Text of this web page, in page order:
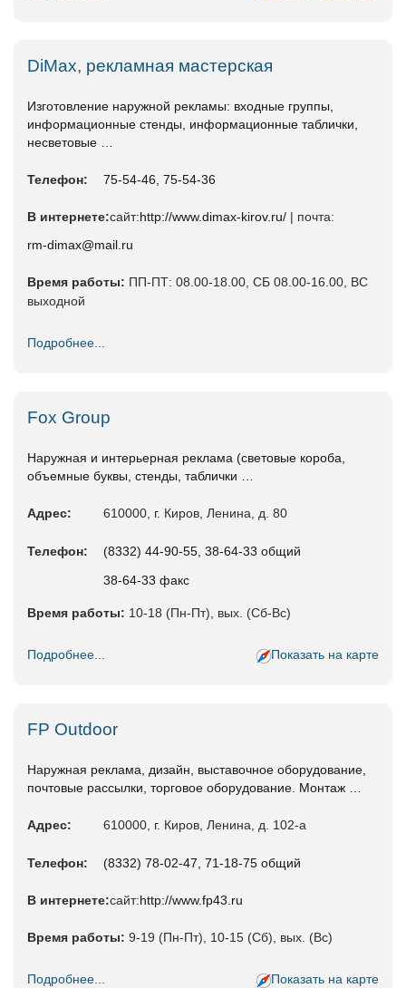
DiMax, рекламная мастерская
Изготовление наружной рекламы: входные группы,
информационные стенды, информационные таблички,
несветовые …
Телефон: 75-54-46, 75-54-36
В интернете:сайт:http://www.dimax-kirov.ru/ | почта:
rm-dimax@mail.ru
Время работы: ПП-ПТ: 08.00-18.00, СБ 08.00-16.00, ВС
выходной
Подробнее...
Fox Group
Наружная и интерьерная реклама (световые короба,
объемные буквы, стенды, таблички …
Адрес: 610000, г. Киров, Ленина, д. 80
Телефон:
(8332) 44-90-55, 38-64-33 общий
38-64-33 факс
Время работы: 10-18 (Пн-Пт), вых. (Сб-Вс)
Подробнее... Показать на карте
FP Outdoor
Наружная реклама, дизайн, выставочное оборудование,
почтовые рассылки, торговое оборудование. Монтаж …
Адрес: 610000, г. Киров, Ленина, д. 102-а
Телефон: (8332) 78-02-47, 71-18-75 общий
В интернете:сайт:http://www.fp43.ru
Время работы: 9-19 (Пн-Пт), 10-15 (Сб), вых. (Вс)
Подробнее... Показать на карте